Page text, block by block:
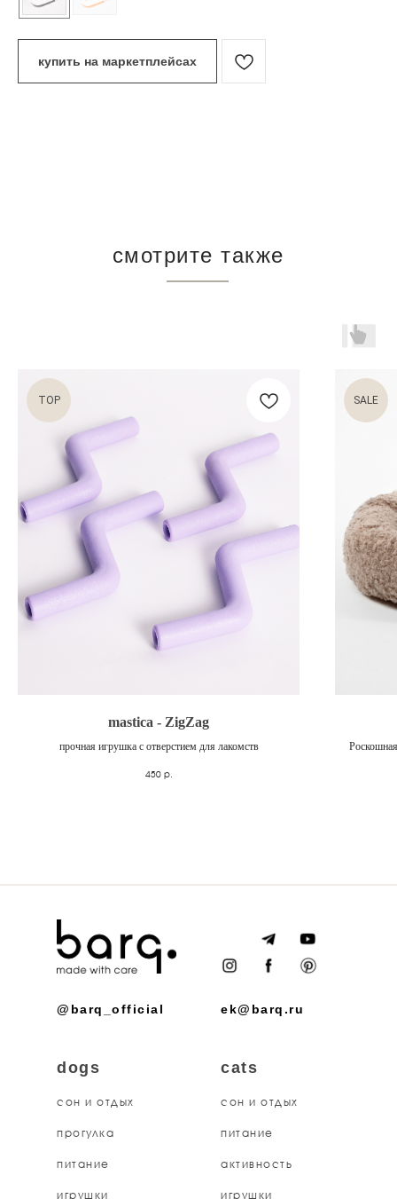
купить на маркетплейсах
смотрите также
TOP
mastica - ZigZag
прочная игрушка с отверстием для лакомств
450 р.
SALE
сон и отдых
dogs cats
сон и отдых
питание
питание
игрушки игрушки
прогулка
@barq_official ek@barq.ru
активность